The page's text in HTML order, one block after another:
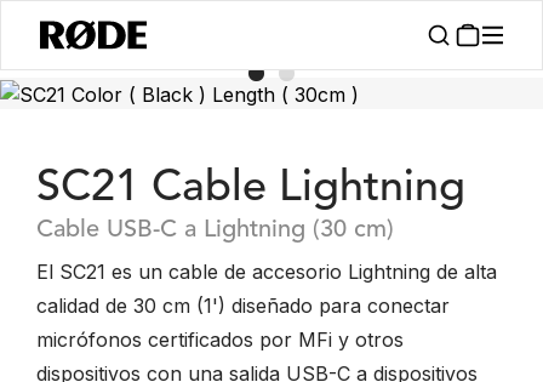
SC21 Cable Lightning
Cable USB-C a Lightning (30 cm)
El SC21 es un cable de accesorio Lightning de alta
calidad de 30 cm (1') diseñado para conectar
micrófonos certificados por MFi y otros
dispositivos con una salida USB-C a dispositivos